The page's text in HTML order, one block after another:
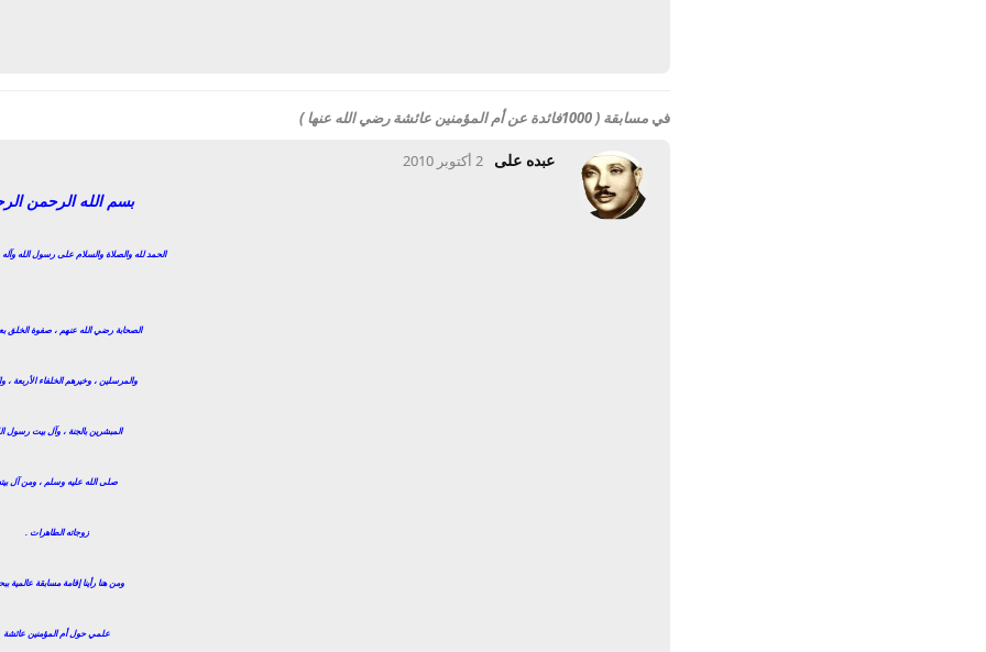
في مسابقة ( 1000فائدة عن أم المؤمنين عائشة رضي الله عنها )
عبده على 2 أكتوبر 2010
بسم الله الرحمن
الحمد لله والصلاة والسلام على رسول الله
الصحابة رضي الله عنهم ، صفوة الخلق بعد
والمرسلين ، وخيرهم الخلفاء الأربعة ،
المبشرين بالجنة ، وآل بيت رسول
صلى الله عليه وسلم ، ومن آل
زوجاته الطاهرات .
ومن هنا رأينا إقامة مسابقة عالمية
علمي حول أم المؤمنين عائشة